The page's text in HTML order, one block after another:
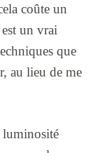
coûte un
un vrai
que
au lieu de me
luminosité